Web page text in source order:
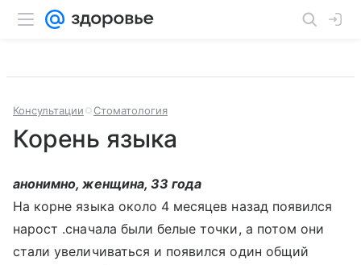
Консультации Стоматология
Корень языка
анонимно, женщина, 33 года
На корне языка около 4 месяцев назад появился
нарост .сначала были белые точки, а потом они
стали увеличиваться и появился один общий